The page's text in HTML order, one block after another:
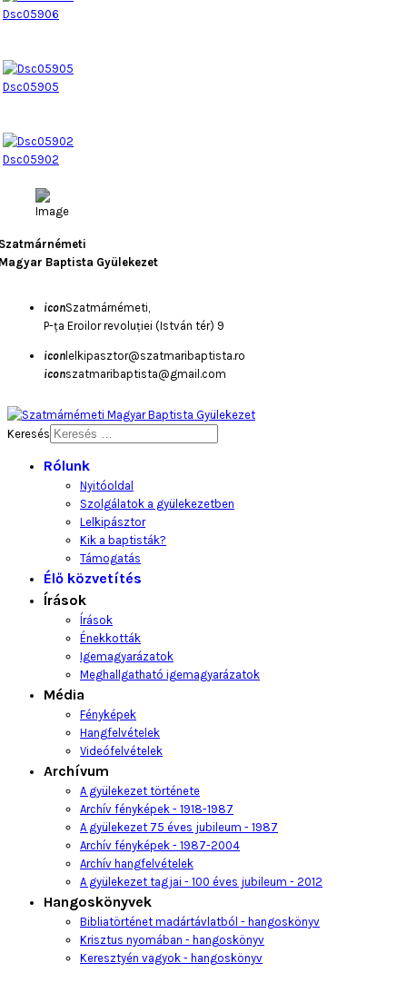
Dsc05906
Dsc05905
Dsc05902
Baptista Gyülekezet
iconSzatmárnémeti,
P-ța Eroilor revoluției (István tér) 9
icon lelkipasztor@szatmaribaptista.ro
iconszatmaribaptista@gmail.com
Keresés
Rólunk
Nyitóoldal
Szolgálatok a gyülekezetben
Lelkipásztor
Kik a baptisták?
Támogatás
Élő közvetítés
Írások
Írások
Énekkották
Igemagyarázatok
Meghallgatható igemagyarázatok
Média
Fényképek
Hangfelvételek
Videófelvételek
Archívum
A gyülekezet története
Archív fényképek - 1918-1987
A gyülekezet 75 éves jubileum - 1987
Archív fényképek - 1987-2004
Archív hangfelvételek
A gyülekezet tagjai - 100 éves jubileum - 2012
Hangoskönyvek
Bibliatörténet madártávlatból - hangoskönyv
Krisztus nyomában - hangoskönyv
Keresztyén vagyok - hangoskönyv